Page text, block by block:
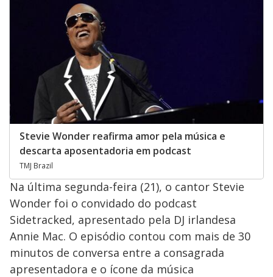
Stevie Wonder reafirma amor pela música e
descarta aposentadoria em podcast
TMJ Brazil
Na última segunda-feira (21), o cantor Stevie
Wonder foi o convidado do podcast
Sidetracked, apresentado pela DJ irlandesa
Annie Mac. O episódio contou com mais de 30
minutos de conversa entre a consagrada
apresentadora e o ícone da música